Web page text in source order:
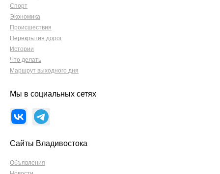
Спорт
Экономика
Происшествия
Перекрытия дорог
Истории
Что делать
Маршрут выходного дня
Мы в социальных сетях
Сайты Владивостока
Объявления